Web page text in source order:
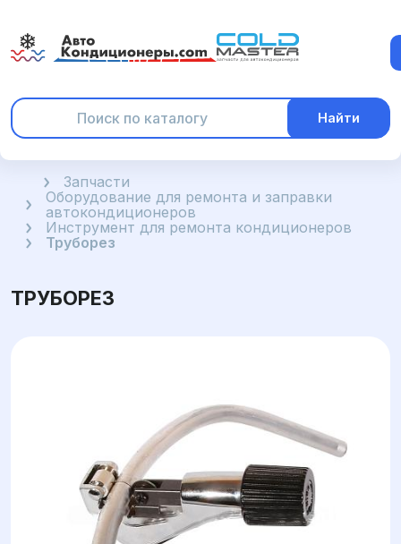
Найти
ГлавнаяЗапчасти
Оборудование для ремонта и заправки
автокондиционеров
Инструмент для ремонта кондиционеров
Труборез
ТРУБОРЕЗ